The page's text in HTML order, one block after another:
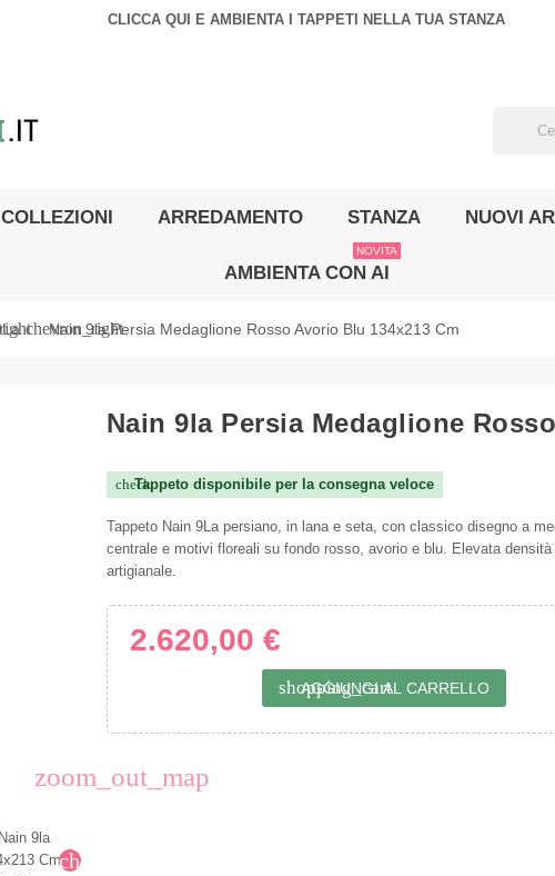
CLICCA QUI E AMBIENTA I TAPPETI NELLA TUA STANZA
COLLEZIONI ARREDAMENTO STANZA NUOVI
AMBIENTA CON AI
NOVITA
chevron_right
Nain 9la Persia Medaglione Rosso Avorio Blu 134x213 Cm
zoom_out_map
chevron_right
Nain 9la Persia Medaglione
check
Tappeto disponibile per la consegna veloce
Tappeto Nain 9La persiano, in lana e seta, con classico disegno a
centrale e motivi floreali su fondo rosso, avorio e blu. Elevata densità
artigianale.
2.620,00 €
shopping_cart
AGGIUNGI AL CARRELLO